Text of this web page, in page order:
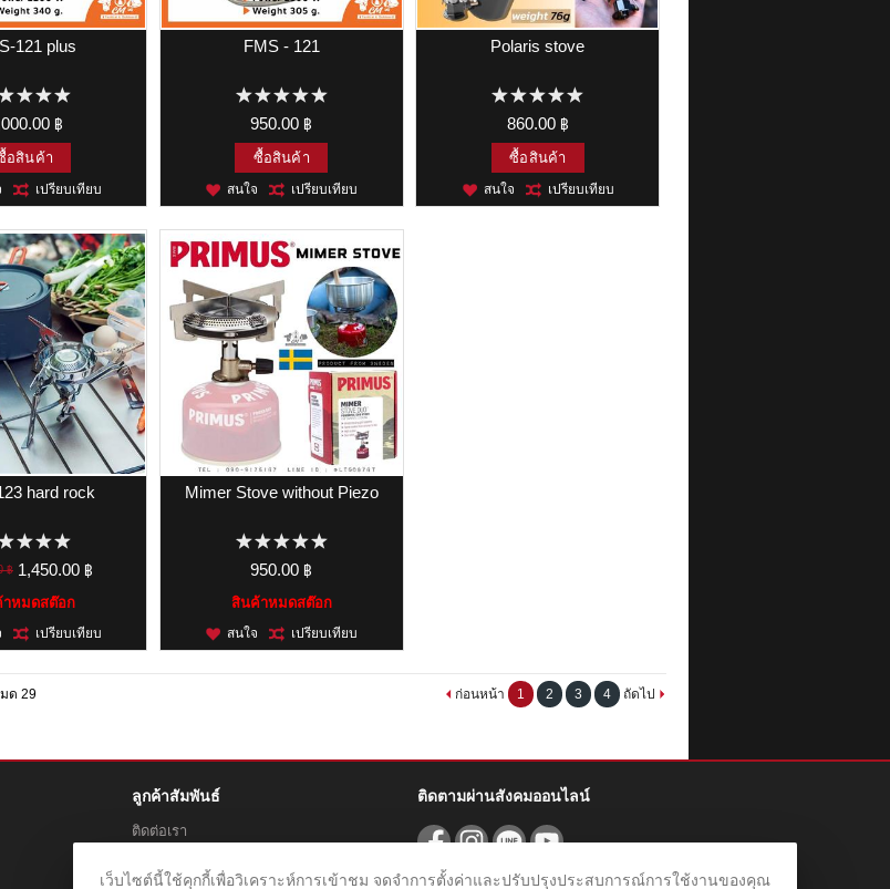
121 plus
฿
อสินค้า
เปรียบเทียบ
FMS - 121
950.00 ฿
ซื้อสินค้า
สนใจ เปรียบเทียบ
Polaris stove
860.00 ฿
ซื้อสินค้า
สนใจ เปรียบเทียบ
hard rock
฿ 1,450.00 ฿
หมดสต๊อก
เปรียบเทียบ
Mimer Stove without Piezo
950.00 ฿
สินค้าหมดสต๊อก
สนใจ เปรียบเทียบ
ด 29 ก่อนหน้า 1 2 3 4 ถัดไป
ลูกค้าสัมพันธ์
ติดต่อเรา
ติดตามผ่านสังคมออนไลน์
เว็บไซต์นี้ใช้คุกกี้เพื่อวิเคราะห์การเข้าชม จดจำการตั้งค่าและปรับปรุงประสบการณ์การใช้งานของคุณ